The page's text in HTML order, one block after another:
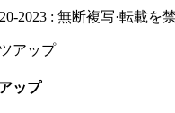
2023 : 無断複写·転載を
ップ